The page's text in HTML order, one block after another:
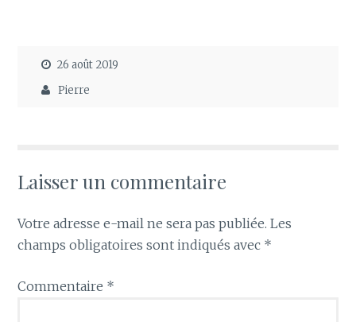
26 août 2019
Pierre
Laisser un commentaire
Votre adresse e-mail ne sera pas publiée. Les
champs obligatoires sont indiqués avec *
Commentaire *